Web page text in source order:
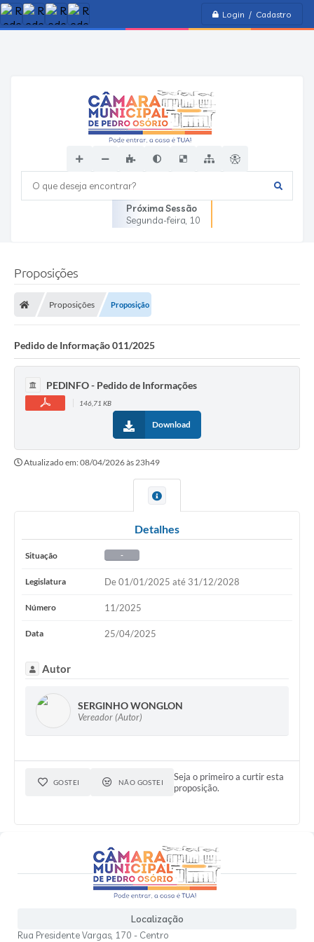
Login / Cadastro
O que deseja encontrar?
Próxima Sessão
Segunda-feira 10
Proposições
Proposições Proposição
Pedido de Informação 011/2025
PEDINFO - Pedido de Informações
146,71 KB
Download
Atualizado em: 08/04/2026 às 23h49
Detalhes
Situação -
Legislatura De 01/01/2025 até 31/12/2028
Número 11/2025
Data 25/04/2025
Autor
SERGINHO WONGLON
Vereador (Autor)
GOSTEI NÃO GOSTEI
Seja o primeiro a curtir esta
proposição.
Localização
Rua Presidente Vargas, 170 - Centro